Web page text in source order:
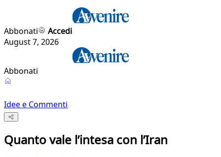
Abbonati
Accedi
August 7, 2026
Abbonati
Idee e Commenti
Quanto vale l’intesa con l’Iran